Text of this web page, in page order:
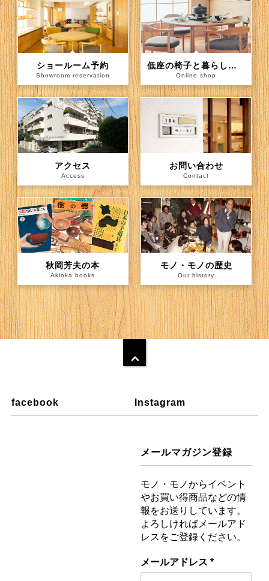
ショールーム予約
Showroom reservation
低座の椅子と暮らしの道具店（通信販売）
Online shop
アクセス
Access
お問い合わせ
Contact
秋岡芳夫の本
Akioka books
モノ・モノの歴史
Our history
facebook Instagram
メールマガジン登録
モノ・モノからイベント
やお買い得商品などの情
報をお送りしています。
よろしければメールアド
レスをご登録ください。
メールアドレス *